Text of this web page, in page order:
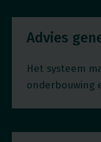
Advies
Het systeem
onderbouwing